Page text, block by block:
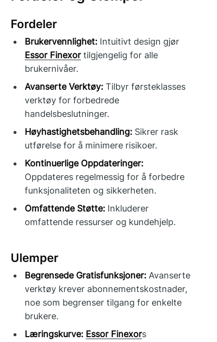
Fordeler
Brukervennlighet: Intuitivt design gjør
Essor Finexor tilgjengelig for alle
brukernivåer.
Avanserte Verktøy: Tilbyr førsteklasses
verktøy for forbedrede
handelsbeslutninger.
Høyhastighetsbehandling: Sikrer rask
utførelse for å minimere risikoer.
Kontinuerlige Oppdateringer:
Oppdateres regelmessig for å forbedre
funksjonaliteten og sikkerheten.
Omfattende Støtte: Inkluderer
omfattende ressurser og kundehjelp.
Ulemper
Begrensede Gratisfunksjoner: Avanserte
verktøy krever abonnementskostnader,
noe som begrenser tilgang for enkelte
brukere.
Læringskurve: Essor Finexors